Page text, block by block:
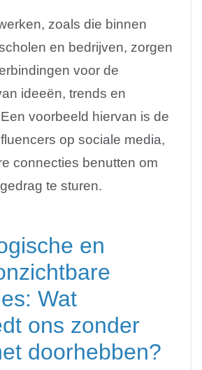
zoals die binnen
en bedrijven, zorgen
voor de
ideeën, trends en
voorbeeld hiervan is de
op sociale media,
connecties benutten om
te sturen.
en
Wat
ons zonder
doorhebben?